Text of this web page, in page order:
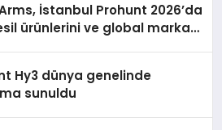
İstanbul Prohunt 2026’da
ürünlerini ve global marka
Hy3 dünya genelinde
sunuldu